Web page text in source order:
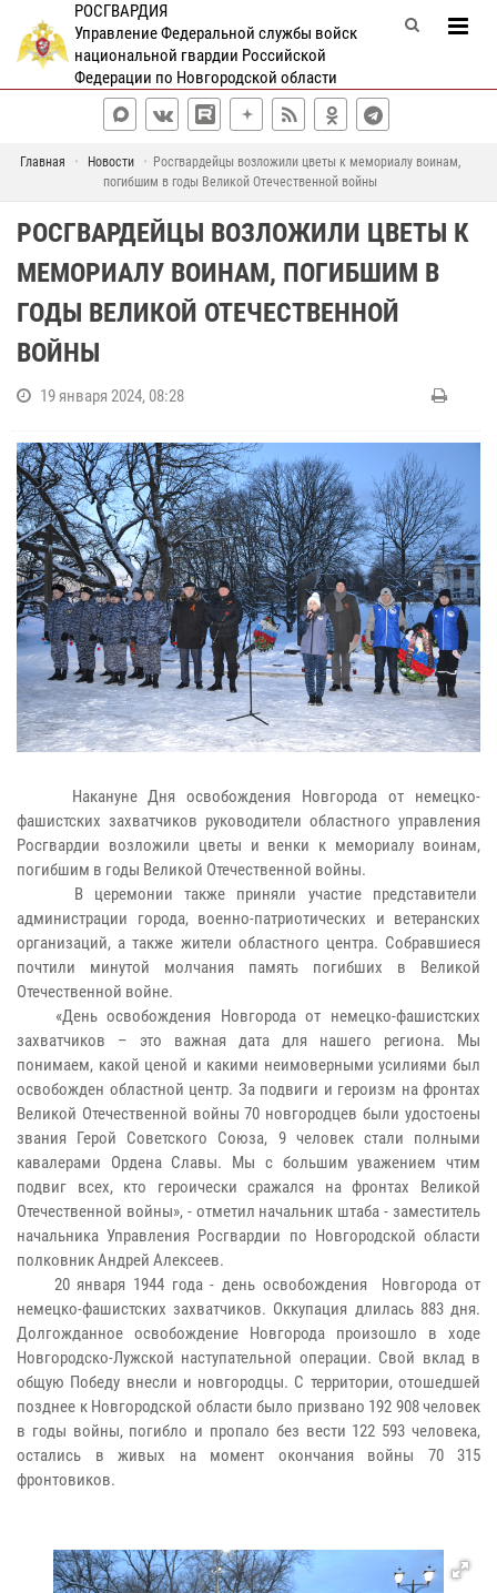
РОСГВАРДИЯ
Управление Федеральной службы войск
национальной гвардии Российской
Федерации по Новгородской области
Главная Новости
Росгвардейцы возложили цветы к мемориалу воинам,
погибшим в годы Великой Отечественной войны
РОСГВАРДЕЙЦЫ ВОЗЛОЖИЛИ ЦВЕТЫ К
МЕМОРИАЛУ ВОИНАМ, ПОГИБШИМ В
ГОДЫ ВЕЛИКОЙ ОТЕЧЕСТВЕННОЙ
ВОЙНЫ
19 января 2024, 08:28
Накануне Дня освобождения Новгорода от немецко-
фашистских захватчиков руководители областного управления
Росгвардии возложили цветы и венки к мемориалу воинам,
погибшим в годы Великой Отечественной войны.
В церемонии также приняли участие представители
администрации города, военно-патриотических и ветеранских
организаций, а также жители областного центра. Собравшиеся
почтили минутой молчания память погибших в Великой
Отечественной войне.
«День освобождения Новгорода от немецко-фашистских
захватчиков – это важная дата для нашего региона. Мы
понимаем, какой ценой и какими неимоверными усилиями был
освобожден областной центр. За подвиги и героизм на фронтах
Великой Отечественной войны 70 новгородцев были удостоены
звания Герой Советского Союза, 9 человек стали полными
кавалерами Ордена Славы. Мы с большим уважением чтим
подвиг всех, кто героически сражался на фронтах Великой
Отечественной войны», - отметил начальник штаба - заместитель
начальника Управления Росгвардии по Новгородской области
полковник Андрей Алексеев.
20 января 1944 года - день освобождения Новгорода от
немецко-фашистских захватчиков. Оккупация длилась 883 дня.
Долгожданное освобождение Новгорода произошло в ходе
Новгородско-Лужской наступательной операции. Свой вклад в
общую Победу внесли и новгородцы. С территории, отошедшей
позднее к Новгородской области было призвано 192 908 человек
в годы войны, погибло и пропало без вести 122 593 человека,
остались в живых на момент окончания войны 70 315
фронтовиков.